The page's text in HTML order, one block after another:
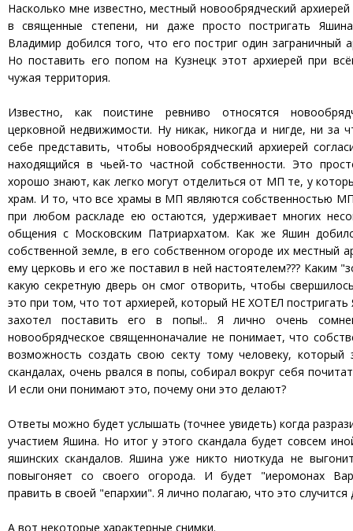
Насколько мне известно, местный новообрядческий
в священные степени, ни даже просто постригать
Владимир добился того, что его постриг один заграничный
Но поставить его попом на Кузнецк этот архиерей при
чужая территория.
Известно, как поистине ревниво относятся
церковной недвижимости. Ну никак, никогда и нигде, ни за
себе представить, чтобы новообрядческий архиерей
находящийся в чьей-то частной собственности. Это
хорошо знают, как легко могут отделиться от МП те, у
храм. И то, что все храмы в МП являются собственностью
при любом раскладе ею остаются, удерживает многих
общения с Московским Патриархатом. Как же Яшин
собственной земле, в его собственном огороде их местный
ему церковь и его же поставил в ней настоятелем??? Каким
какую секретную дверь он смог отворить, чтобы
это при том, что тот архиерей, который НЕ ХОТЕЛ постригать
захотел поставить его в попы!.. Я лично очень
новообрядческое священноначалие не понимает, что
возможность создать свою секту тому человеку, который
скандалах, очень рвался в попы, собирал вокруг себя
И если они понимают это, почему они это делают?
Ответы можно будет услышать (точнее увидеть) когда
участием Яшина. Но итог у этого скандала будет совсем
яшинских скандалов. Яшина уже никто ниоткуда не
повыгоняет со своего огорода. И будет "иеромонах
править в своей "епархии". Я лично полагаю, что это
А вот некоторые характерные снимки.